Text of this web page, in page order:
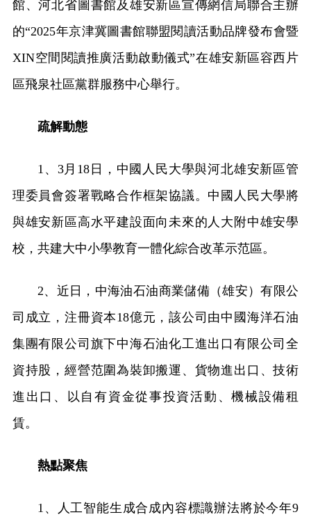
館、河北省圖書館及雄安新區宣傳網信局聯合主辦
的“2025年京津冀圖書館聯盟閱讀活動品牌發布會暨
XIN空間閱讀推廣活動啟動儀式”在雄安新區容西片
區飛泉社區黨群服務中心舉行。
疏解動態
1、3月18日，中國人民大學與河北雄安新區管
理委員會簽署戰略合作框架協議。中國人民大學將
與雄安新區高水平建設面向未來的人大附中雄安學
校，共建大中小學教育一體化綜合改革示范區。
2、近日，中海油石油商業儲備（雄安）有限公
司成立，注冊資本18億元，該公司由中國海洋石油
集團有限公司旗下中海石油化工進出口有限公司全
資持股，經營范圍為裝卸搬運、貨物進出口、技術
進出口、以自有資金從事投資活動、機械設備租
賃。
熱點聚焦
1、人工智能生成合成內容標識辦法將於今年9